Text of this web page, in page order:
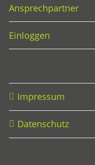
Ansprechpartner
Einloggen
Impressum
Datenschutz